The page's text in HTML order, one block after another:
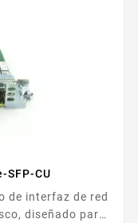
SFP-CU
diseñado para